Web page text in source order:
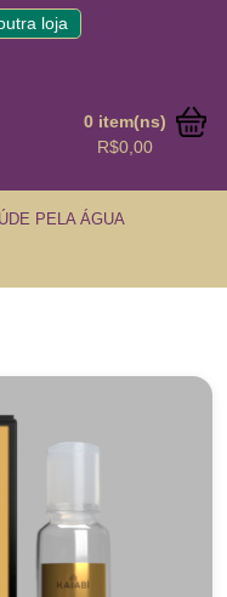
loja
0 item(ns)
R$0,00
PELA ÁGUA